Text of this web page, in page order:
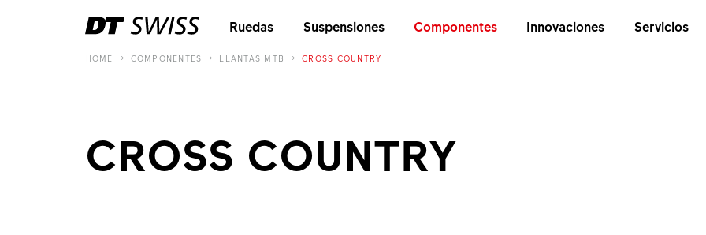
Ruedas Suspensiones Componentes Innovaciones Servicios
HOME COMPONENTES LLANTAS MTB CROSS COUNTRY
CROSS COUNTRY